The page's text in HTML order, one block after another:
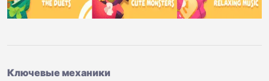
Ключевые механики